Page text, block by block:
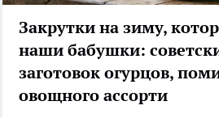
Закрутки на зиму,
наши бабушки:
заготовок огурцов,
овощного ассорти